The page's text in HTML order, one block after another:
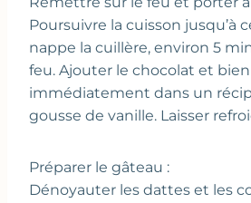
Poursuivre la cuisson jusqu’à
nappe la cuillère, environ 5
feu. Ajouter le chocolat et
immédiatement dans un
gousse de vanille. Laisser
Préparer le gâteau :
Dénoyauter les dattes et les